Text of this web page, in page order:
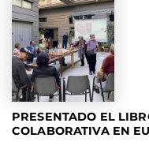
PRESENTADO EL
COLABORATIVA EN